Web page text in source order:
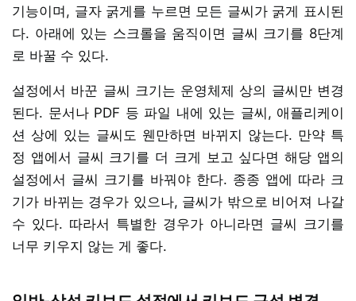
기능이며, 글자 굵게를 누르면 모든 글씨가 굵게 표시된
다. 아래에 있는 스크롤을 움직이면 글씨 크기를 8단계
로 바꿀 수 있다.
설정에서 바꾼 글씨 크기는 운영체제 상의 글씨만 변경
된다. 문서나 PDF 등 파일 내에 있는 글씨, 애플리케이
션 상에 있는 글씨도 웬만하면 바뀌지 않는다. 만약 특
정 앱에서 글씨 크기를 더 크게 보고 싶다면 해당 앱의
설정에서 글씨 크기를 바꿔야 한다. 종종 앱에 따라 크
기가 바뀌는 경우가 있으나, 글씨가 밖으로 비어져 나갈
수 있다. 따라서 특별한 경우가 아니라면 글씨 크기를
너무 키우지 않는 게 좋다.